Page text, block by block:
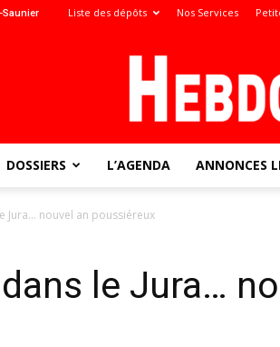
Liste des dépôts Nos Services
DOSSIERS L’AGENDA ANNONCES
Jura… nouvel an poussiéreux
le Jura…